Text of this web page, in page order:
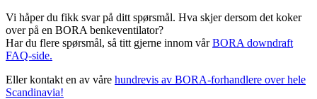
Vi håper du fikk svar på ditt spørsmål. Hva skjer dersom det koker
over på en BORA benkeventilator?
Har du flere spørsmål, så titt gjerne innom vårBORA downdraft
FAQ-side.
Eller kontakt en av våre hundrevis av BORA-forhandlere over hele
Scandinavia!